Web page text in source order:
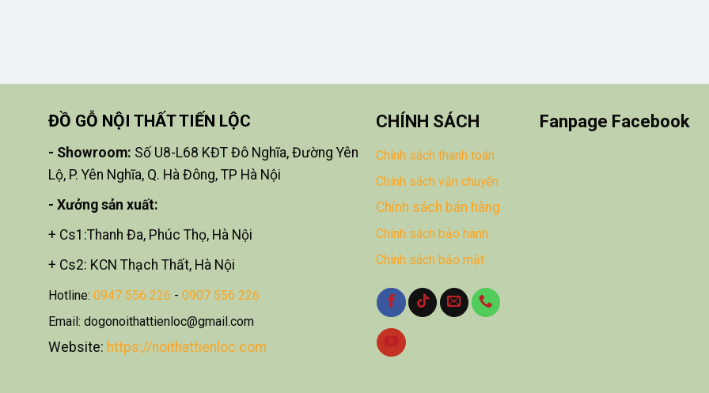
ĐỒ GỖ NỘI THẤT TIẾN LỘC
- Showroom: Số U8-L68 KĐT Đô Nghĩa, Đường Yên
Lộ, P. Yên Nghĩa, Q. Hà Đông, TP Hà Nội
- Xưởng sản xuất:
+ Cs1:Thanh Đa, Phúc Thọ, Hà Nội
+ Cs2: KCN Thạch Thất, Hà Nội
Hotline: 0947 556 226 - 0907 556 226
Email: dogonoithattienloc@gmail.com
Website: https://noithattienloc.com
CHÍNH SÁCH
Chính sách thanh toán
Chính sách vận chuyển
Chính sách bán hàng
Chính sách bảo hành
Chính sách bảo mật
Fanpage Facebook